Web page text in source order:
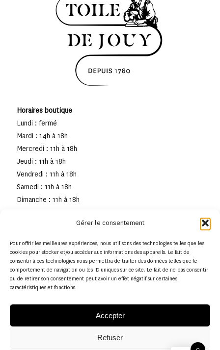
Gérer le consentement
Pour offrir les meilleures expériences, nous utilisons des technologies telles que les
cookies pour stocker et/ou accéder aux informations des appareils. Le fait de
consentir à ces technologies nous permettra de traiter des données telles que le
comportement de navigation ou les ID uniques sur ce site. Le fait de ne pas consentir
ou de retirer son consentement peut avoir un effet négatif sur certaines
caractéristiques et fonctions.
Accepter
Refuser
Horaires boutique
Lundi : fermé
Mardi : 14h à 18h
Mercredi : 11h à 18h
Jeudi : 11h à 18h
Vendredi : 11h à 18h
Samedi : 11h à 18h
Dimanche : 11h à 18h